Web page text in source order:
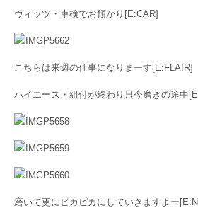
ヴィッツ・車検でお預かり[E:CAR]
こちらは来週の仕事になりまーす[E:FLAIR]
ハイエース・組付が終わり只今磨きの途中
磨いて更にピカピカにしていきますよー